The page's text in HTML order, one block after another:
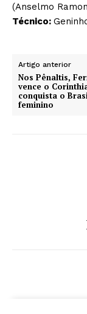
(Anselmo
Técnico:
Artigo anterior
Nos Pênaltis,
vence o
conquista o
feminino